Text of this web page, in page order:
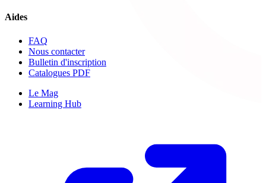
Aides
FAQ
Nous contacter
Bulletin d'inscription
Catalogues PDF
Le Mag
Learning Hub